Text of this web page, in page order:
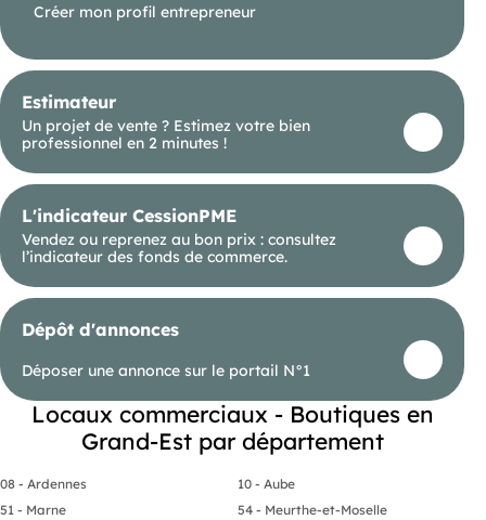
refaite récemment. Un bien rare, modulable et
Châlons-en-Champagne. Information d'affichage
classe ENERGIE C indice 131 et classe CLIMAT C
indice 26. Mlle Claudine Tariant (ID 89927), Agent
Commercial mandataire du Tribunal de
numéro 991928102 .
Créer mon profil entrepreneur
Estimateur
Un projet de vente ? Estimez votre bien
professionnel en 2 minutes !
L'indicateur CessionPME
Vendez ou reprenez au bon prix : consultez
l’indicateur des fonds de commerce.
Dépôt d'annonces
Déposer une annonce sur le portail N°1
Locaux commerciaux - Boutiques en
Grand-Est par département
08 - Ardennes
10 - Aube
51 - Marne
54 - Meurthe-et-Moselle